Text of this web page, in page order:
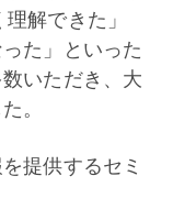
解できた」
た」といった
いただき、大
。
提供するセミ